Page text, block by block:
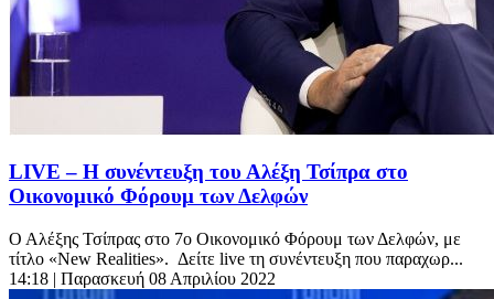
LIVE – Η συνέντευξη του Αλέξη Τσίπρα στο
Οικονομικό Φόρουμ των Δελφών
Ο Αλέξης Τσίπρας στο 7ο Οικονομικό Φόρουμ των Δελφών, με
τίτλο «New Realities». Δείτε live τη συνέντευξη που παραχωρ...
14:18 | Παρασκευή 08 Απριλίου 2022